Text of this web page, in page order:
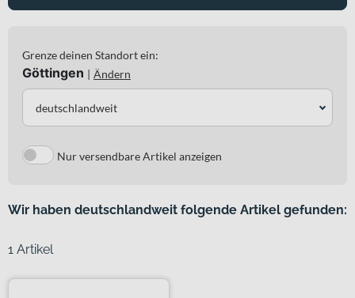
Grenze deinen Standort ein:
Göttingen | Ändern
deutschlandweit
Nur versendbare Artikel anzeigen
Wir haben deutschlandweit folgende Artikel gefunden:
1 Artikel